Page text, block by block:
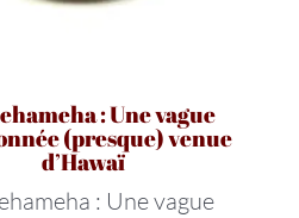
: Une vague
(presque) venue
d’Hawaï
: Une vague